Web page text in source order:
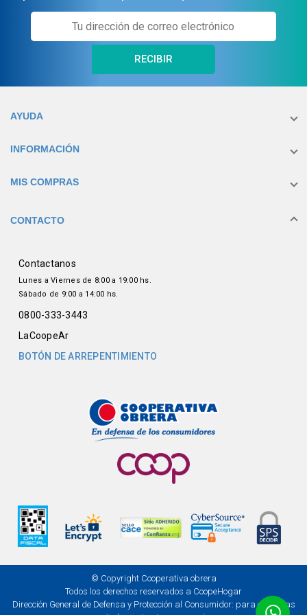
RECIBIR
AYUDA
INFORMACIÓN
MIS COMPRAS
CONTACTO
Contactanos
Lunes a Viernes de 8:00 a 19:00 hs.
Sábado de 9:00 a 14:00 hs.
0800-333-3443
LaCoopeAr
BOTÓN DE ARREPENTIMIENTO
© Copyright Cooperativa obrera
Todos los derechos reservados a CoopeHogar
Dirección General de Defensa y Protección al Consumidor: para consultas